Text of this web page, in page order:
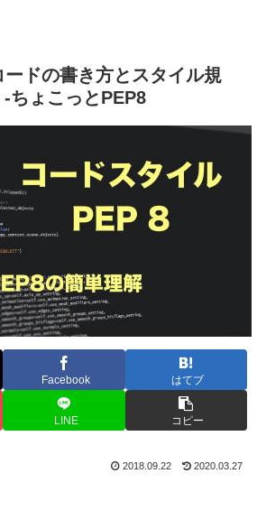
ードの書き方とスタイル規
ちょこっとPEP8
Facebook はてブ
LINE コピー
2018.09.22 2020.03.27